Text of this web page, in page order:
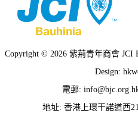
Copyright © 2026 紫荊青年商會 JCI
Design:
電郵:
地址: 香港上環干諾道西